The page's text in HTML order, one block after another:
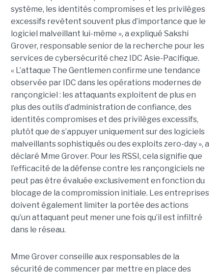
système, les identités compromises et les privilèges
excessifs revêtent souvent plus d’importance que le
logiciel malveillant lui-même », a expliqué Sakshi
Grover, responsable senior de la recherche pour les
services de cybersécurité chez IDC Asie-Pacifique.
« L’attaque The Gentlemen confirme une tendance
observée par IDC dans les opérations modernes de
rançongiciel : les attaquants exploitent de plus en
plus des outils d’administration de confiance, des
identités compromises et des privilèges excessifs,
plutôt que de s’appuyer uniquement sur des logiciels
malveillants sophistiqués ou des exploits zero-day », a
déclaré Mme Grover. Pour les RSSI, cela signifie que
l’efficacité de la défense contre les rançongiciels ne
peut pas être évaluée exclusivement en fonction du
blocage de la compromission initiale. Les entreprises
doivent également limiter la portée des actions
qu’un attaquant peut mener une fois qu’il est infiltré
dans le réseau.
Mme Grover conseille aux responsables de la
sécurité de commencer par mettre en place des